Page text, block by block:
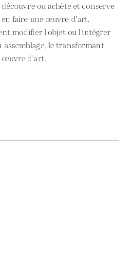
ou achète et conserve
faire une œuvre d'art.
modifier l'objet ou l'intégrer
assemblage, le transformant
œuvre d'art.